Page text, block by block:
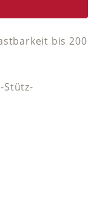
bis 200
Stütz-